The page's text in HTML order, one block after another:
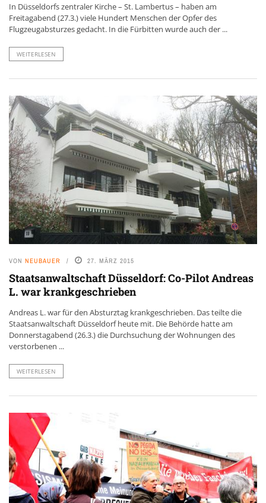
In Düsseldorfs zentraler Kirche – St. Lambertus – haben am
Freitagabend (27.3.) viele Hundert Menschen der Opfer des
Flugzeugabsturzes gedacht. In die Fürbitten wurde auch der ...
WEITERLESEN
VON NEUBAUER 27. MÄRZ 2015
Staatsanwaltschaft Düsseldorf: Co-Pilot Andreas
L. war krankgeschrieben
Andreas L. war für den Absturztag krankgeschrieben. Das teilte die
Staatsanwaltschaft Düsseldorf heute mit. Die Behörde hatte am
Donnerstagabend (26.3.) die Durchsuchung der Wohnungen des
verstorbenen ...
WEITERLESEN